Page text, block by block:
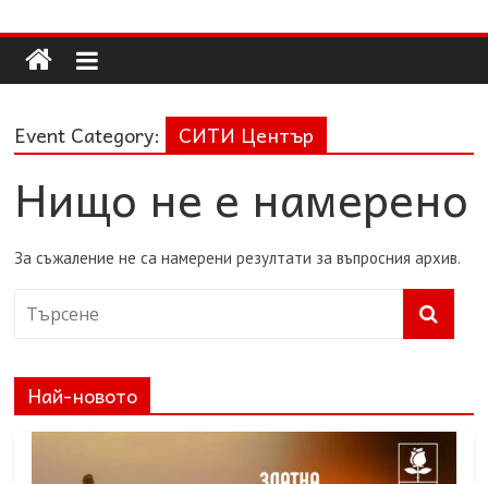
to
content
Долап
БГ
култура|
пътешествия|
мода|
събития|
минало|
Event Category: СИТИ Център
Нищо не е намерено
За съжаление не са намерени резултати за въпросния архив.
Най-новото